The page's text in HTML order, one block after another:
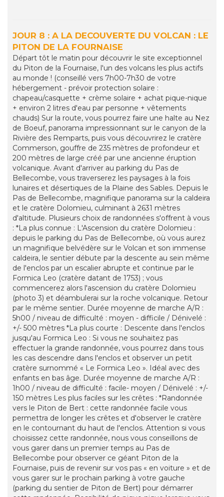
JOUR 8 : A LA DECOUVERTE DU VOLCAN : LE
PITON DE LA FOURNAISE
Départ tôt le matin pour découvrir le site exceptionnel
du Piton de la Fournaise, l'un des volcans les plus actifs
au monde ! (conseillé vers 7h00-7h30 de votre
hébergement - prévoir protection solaire :
chapeau/casquette + crème solaire + achat pique-nique
+ environ 2 litres d'eau par personne + vêtements
chauds) Sur la route, vous pourrez faire une halte au Nez
de Boeuf, panorama impressionnant sur le canyon de la
Rivière des Remparts, puis vous découvrirez le cratère
Commerson, gouffre de 235 mètres de profondeur et
200 mètres de large créé par une ancienne éruption
volcanique. Avant d'arriver au parking du Pas de
Bellecombe, vous traverserez les paysages à la fois
lunaires et désertiques de la Plaine des Sables. Depuis le
Pas de Bellecombe, magnifique panorama sur la caldeira
et le cratère Dolomieu, culminant à 2631 mètres
d'altitude. Plusieurs choix de randonnées s'offrent à vous
: *La plus connue : L'Ascension du cratère Dolomieu :
depuis le parking du Pas de Bellecombe, où vous aurez
un magnifique belvédère sur le Volcan et son immense
caldeira, le sentier débute par la descente au sein même
de l'enclos par un escalier abrupte et continue par le
Formica Leo (cratère datant de 1753) ; vous
commencerez alors l'ascension du cratère Dolomieu
(photo 3) et déambulerai sur la roche volcanique. Retour
par le même sentier. Durée moyenne de marche A/R :
5h00 / niveau de difficulté : moyen - difficile / Dénivelé :
+/- 500 mètres *La plus courte : Descente dans l'enclos
jusqu'au Formica Leo : Si vous ne souhaitez pas
effectuer la grande randonnée, vous pourrez dans tous
les cas descendre dans l'enclos et observer un petit
cratère surnommé « Le Formica Leo ». Idéal avec des
enfants en bas âge. Durée moyenne de marche A/R :
1h00 / niveau de difficulté : facile- moyen / Dénivelé : +/-
150 mètres Les plus faciles sur les crêtes : *Randonnée
vers le Piton de Bert : cette randonnée facile vous
permettra de longer les crêtes et d'observer le cratère
en le contournant du haut de l'enclos. Attention si vous
choisissez cette randonnée, nous vous conseillons de
vous garer dans un premier temps au Pas de
Bellecombe pour observer ce géant Piton de la
Fournaise, puis de revenir sur vos pas « en voiture » et de
vous garer sur le prochain parking à votre gauche
(parking du sentier de Piton de Bert) pour démarrer